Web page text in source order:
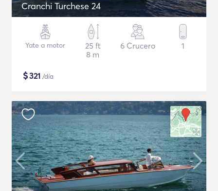
Cranchi Turchese 24
Yate a motor
25 ft
8 m
6 Crucero 1
$321 /día